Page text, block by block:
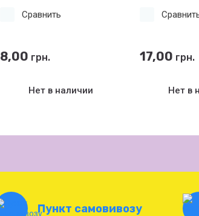
Сравнить
8,00 грн.
Нет в наличии
17,00 грн.
Нет в
Пункт самовивозу